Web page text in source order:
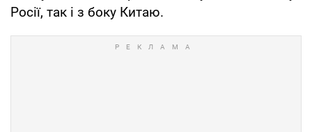
Росії, так і з боку Китаю.